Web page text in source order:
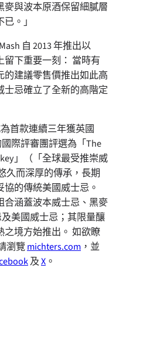
與波本原酒保留細膩層
。」
自 2013 年推出以
下重要一刻： 當時有
的建議零售價推出如此高
士忌確立了全新的高階定
為首款連續三年獲英國
際評審團評選為「The
」（「全球最受推崇威
久而深厚的傳承，長期
的傳統美國威士忌。
合涵蓋波本威士忌、黑麥
美國威士忌；其限量釀
境方始推出。 如欲瞭
瀏覽michters.com ，並
及X 。